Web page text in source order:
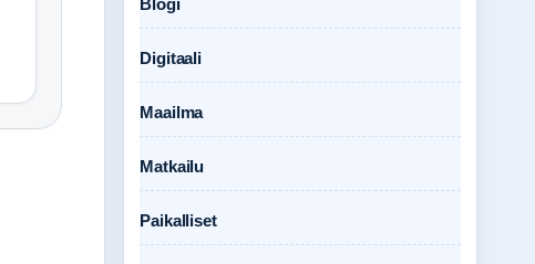
Blogi
Digitaali
Maailma
Matkailu
Paikalliset